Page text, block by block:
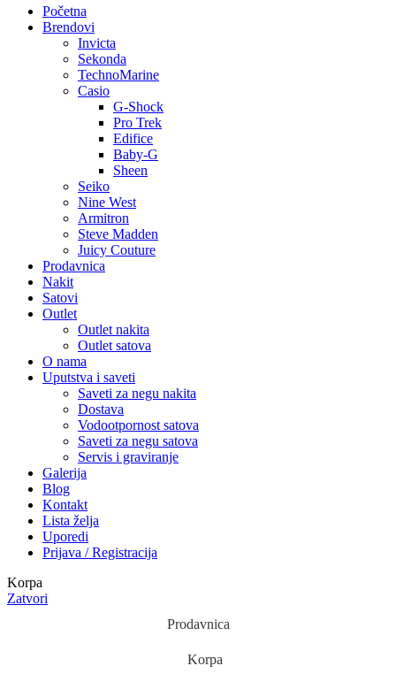
Početna
Brendovi
Invicta
Sekonda
TechnoMarine
Casio
G-Shock
Pro Trek
Edifice
Baby-G
Sheen
Seiko
Nine West
Armitron
Steve Madden
Juicy Couture
Prodavnica
Nakit
Satovi
Outlet
Outlet nakita
Outlet satova
O nama
Uputstva i saveti
Saveti za negu nakita
Dostava
Vodootpornost satova
Saveti za negu satova
Servis i graviranje
Galerija
Blog
Kontakt
Lista želja
Uporedi
Prijava / Registracija
Korpa
Zatvori
Prodavnica
Korpa